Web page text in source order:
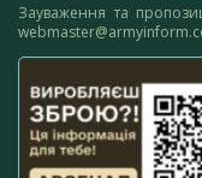
Зауваження та